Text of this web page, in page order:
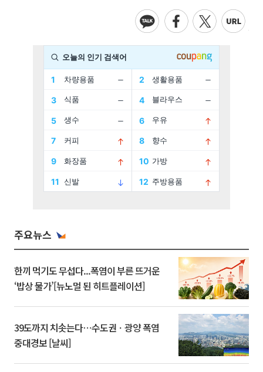
주요뉴스
한끼 먹기도 무섭다...폭염이 부른 뜨거운
‘밥상 물가’[뉴노멀 된 히트플레이션]
39도까지 치솟는다⋯수도권ㆍ광양 폭염
중대경보 [날씨]